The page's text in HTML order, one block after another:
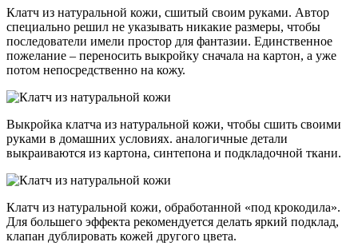
Клатч из натуральной кожи, сшитый своим руками. Автор
специально решил не указывать никакие размеры, чтобы
последователи имели простор для фантазии. Единственное
пожелание – переносить выкройку сначала на картон, а уже
потом непосредственно на кожу.
Выкройка клатча из натуральной кожи, чтобы сшить своими
руками в домашних условиях. аналогичные детали
выкраиваются из картона, синтепона и подкладочной ткани.
Клатч из натуральной кожи, обработанной «под крокодила».
Для большего эффекта рекомендуется делать яркий подклад,
клапан дублировать кожей другого цвета.